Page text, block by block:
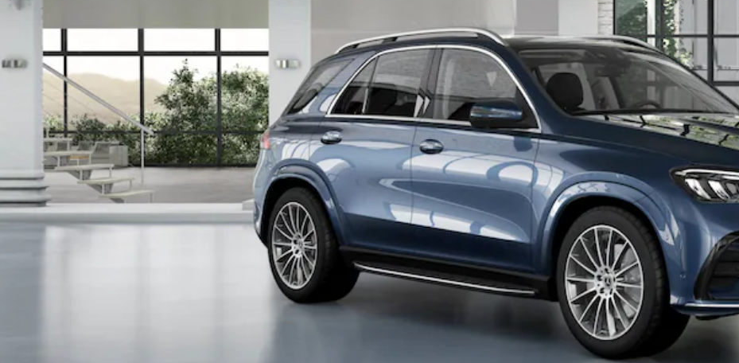
Todos os
SUVs
EQB
Elétrico
GLA
GLB
GLC
GLC Coupé
GLE
GLE Coupé
GLS
Classe G
Test drive